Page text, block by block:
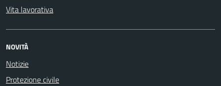
Vita lavorativa
NOVITÀ
Notizie
Protezione civile